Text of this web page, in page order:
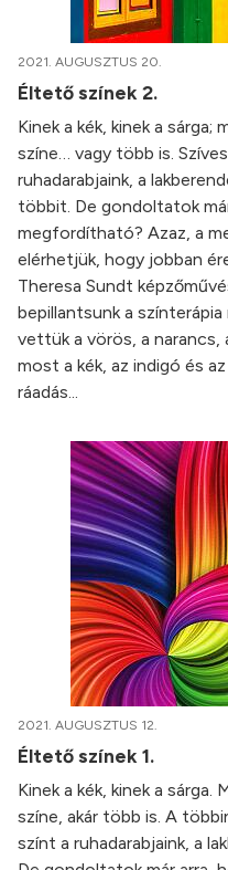
2021. AUGUSZTUS 20.
Éltető színek 2.
Kinek a kék, kinek a sárga;
színe… vagy több is.
ruhadarabjaink, a
többit. De gondoltatok
megfordítható? Azaz, a
elérhetjük, hogy jobban
Theresa Sundt
bepillantsunk a
vettük a vörös, a narancs,
most a kék, az indigó és
ráadás...
2021. AUGUSZTUS 12.
Éltető színek 1.
Kinek a kék, kinek a sárga.
színe, akár több is. A
színt a ruhadarabjaink, a